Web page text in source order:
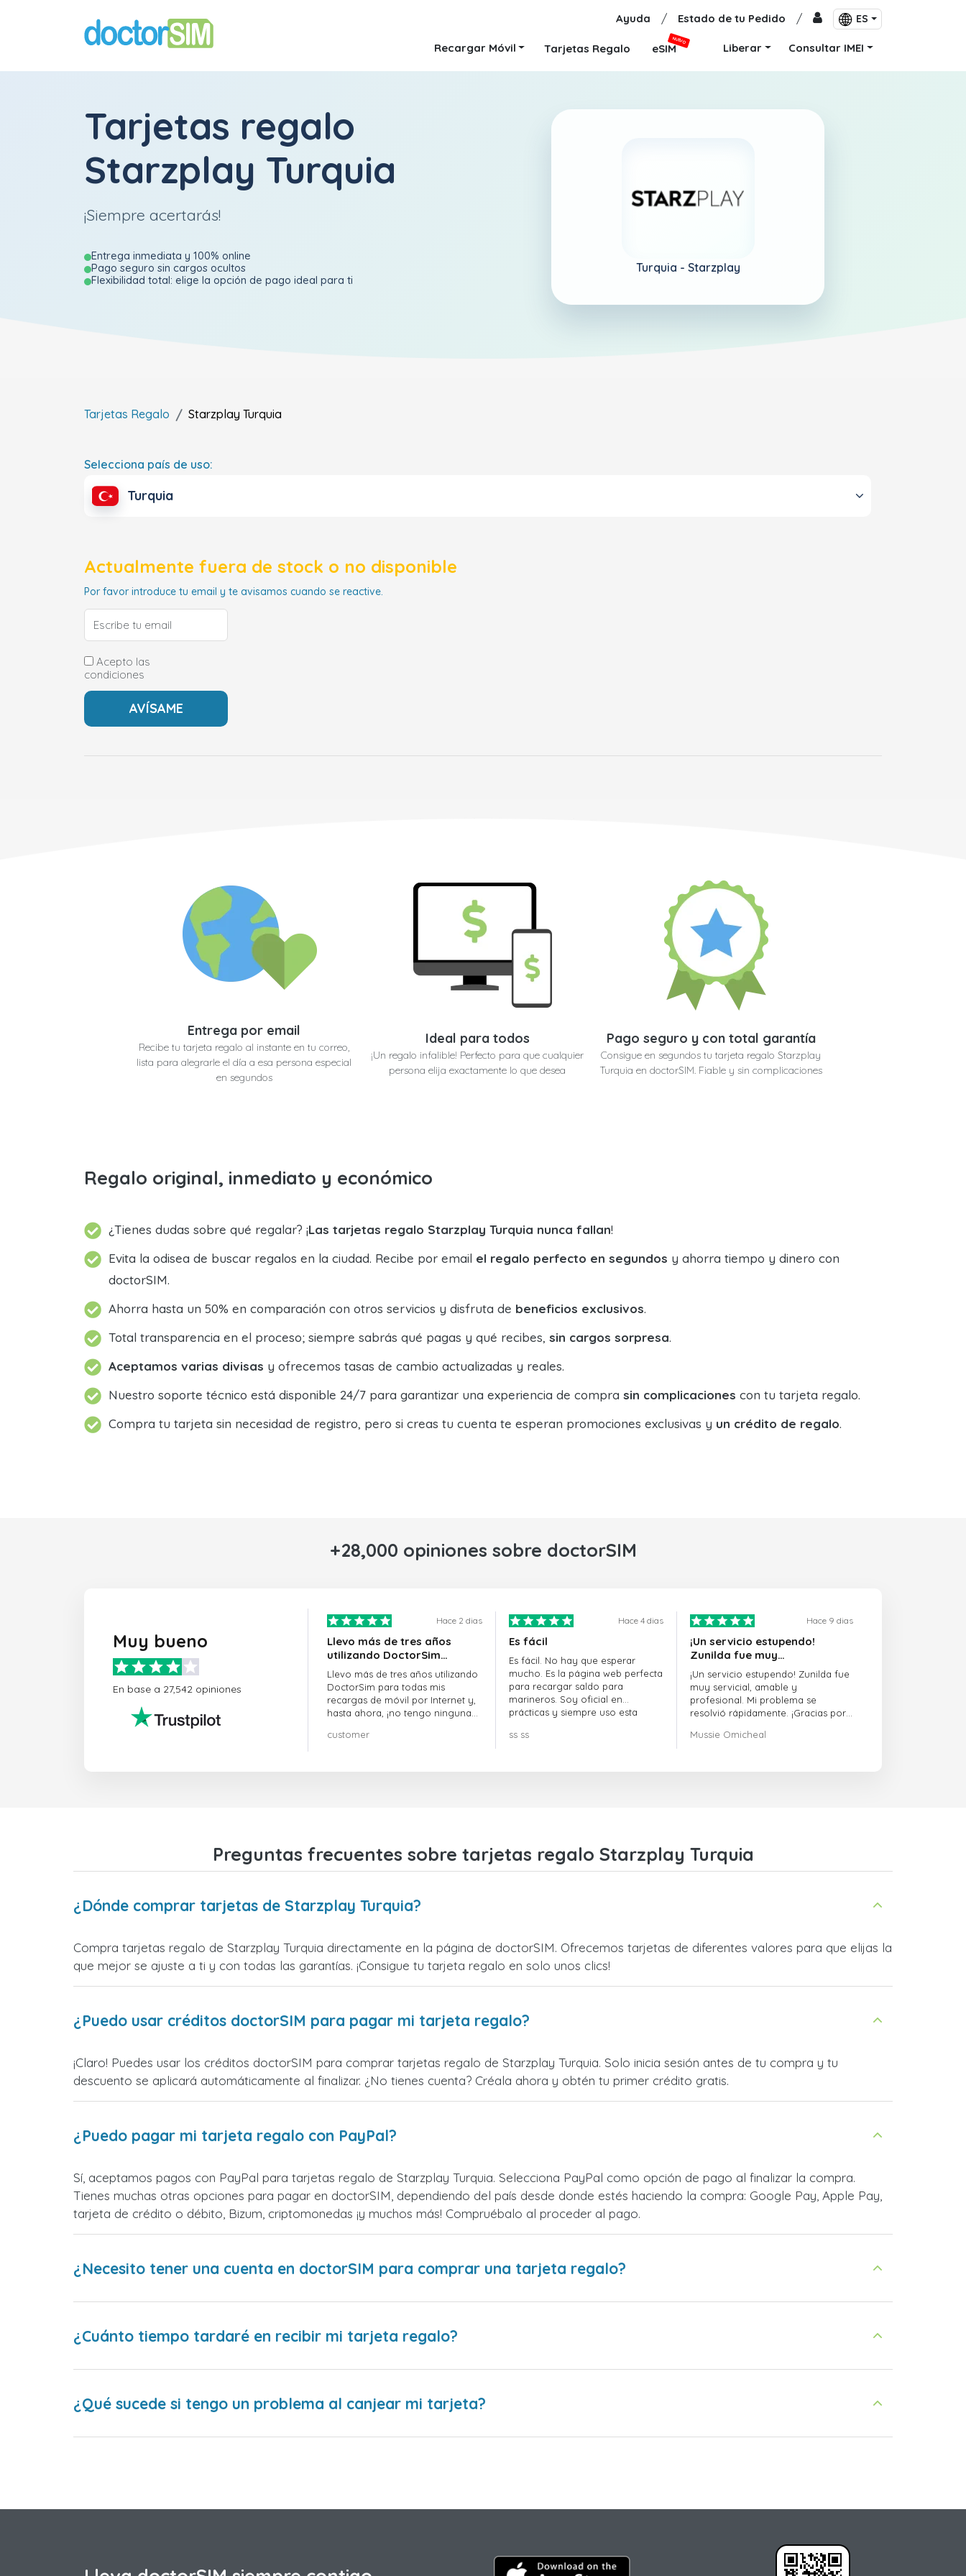
Ayuda / Estado de tu Pedido / ES
Recargar Móvil Tarjetas Regalo eSIM
NUEVO
Liberar Consultar IMEI
Tarjetas regalo
Starzplay Turquia
¡Siempre acertarás!
Entrega inmediata y 100% online
Pago seguro sin cargos ocultos
Flexibilidad total: elige la opción de pago ideal para ti
Turquia - Starzplay
Tarjetas Regalo Starzplay Turquia
Selecciona país de uso:
Turquia
Actualmente fuera de stock o no disponible
Por favor introduce tu email y te avisamos cuando se reactive.
Acepto las
condiciones
Entrega por email
Recibe tu tarjeta regalo al instante en tu correo,
lista para alegrarle el día a esa persona especial
en segundos
Ideal para todos
¡Un regalo infalible! Perfecto para que cualquier
persona elija exactamente lo que desea
Pago seguro y con total garantía
Consigue en segundos tu tarjeta regalo Starzplay
Turquia en doctorSIM. Fiable y sin complicaciones
Regalo original, inmediato y económico
¿Tienes dudas sobre qué regalar? ¡Las tarjetas regalo Starzplay Turquia nunca fallan!
Evita la odisea de buscar regalos en la ciudad. Recibe por email el regalo perfecto en segundos y ahorra tiempo y dinero con
doctorSIM.
Ahorra hasta un 50% en comparación con otros servicios y disfruta de beneficios exclusivos.
Total transparencia en el proceso; siempre sabrás qué pagas y qué recibes, sin cargos sorpresa.
Aceptamos varias divisas y ofrecemos tasas de cambio actualizadas y reales.
Nuestro soporte técnico está disponible 24/7 para garantizar una experiencia de compra sin complicaciones con tu tarjeta regalo.
Compra tu tarjeta sin necesidad de registro, pero si creas tu cuenta te esperan promociones exclusivas y un crédito de regalo.
+28,000 opiniones sobre doctorSIM
Muy bueno
En base a 27,542 opiniones
Hace 2 dias
Llevo más de tres años
utilizando DoctorSim…
Llevo más de tres años utilizando
DoctorSim para todas mis
recargas de móvil por Internet y,
hasta ahora, ¡no tengo ninguna
customer
Hace 4 dias
Es fácil
Es fácil. No hay que esperar
mucho. Es la página web perfecta
para recargar saldo para
marineros. Soy oficial en
prácticas y siempre uso esta
ss ss
Hace 9 dias
¡Un servicio estupendo!
Zunilda fue muy…
¡Un servicio estupendo! Zunilda fue
muy servicial, amable y
profesional. Mi problema se
resolvió rápidamente. ¡Gracias por
Mussie Omicheal
Preguntas frecuentes sobre tarjetas regalo Starzplay Turquia
¿Dónde comprar tarjetas de Starzplay Turquia?
Compra tarjetas regalo de Starzplay Turquia directamente en la página de doctorSIM. Ofrecemos tarjetas de diferentes valores para que elijas la
que mejor se ajuste a ti y con todas las garantías. ¡Consigue tu tarjeta regalo en solo unos clics!
¿Puedo usar créditos doctorSIM para pagar mi tarjeta regalo?
¡Claro! Puedes usar los créditos doctorSIM para comprar tarjetas regalo de Starzplay Turquia. Solo inicia sesión antes de tu compra y tu
descuento se aplicará automáticamente al finalizar. ¿No tienes cuenta? Créala ahora y obtén tu primer crédito gratis.
¿Puedo pagar mi tarjeta regalo con PayPal?
Sí, aceptamos pagos con PayPal para tarjetas regalo de Starzplay Turquia. Selecciona PayPal como opción de pago al finalizar la compra.
Tienes muchas otras opciones para pagar en doctorSIM, dependiendo del país desde donde estés haciendo la compra: Google Pay, Apple Pay,
tarjeta de crédito o débito, Bizum, criptomonedas ¡y muchos más! Compruébalo al proceder al pago.
¿Necesito tener una cuenta en doctorSIM para comprar una tarjeta regalo?
¿Cuánto tiempo tardaré en recibir mi tarjeta regalo?
¿Qué sucede si tengo un problema al canjear mi tarjeta?